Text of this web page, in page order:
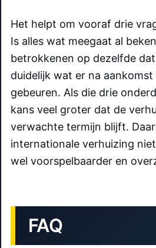
Het helpt om vooraf drie
Is alles wat meegaat al
betrokkenen op dezelfde
duidelijk wat er na
gebeuren. Als die drie
kans veel groter dat de
verwachte termijn blijft.
internationale verhuizing
wel voorspelbaarder en
FAQ